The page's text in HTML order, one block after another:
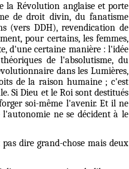
la Révolution anglaise et porte
de droit divin, du fanatisme
(vers DDH), revendication de
pour certains, les femmes,
d'une certaine manière : l'idée
de l'absolutisme, du
dans les Lumières,
de la raison humaine ; c'est
Si Dieu et le Roi sont destitués
soi-même l'avenir. Et il ne
ne se décident à le
dire grand-chose mais deux